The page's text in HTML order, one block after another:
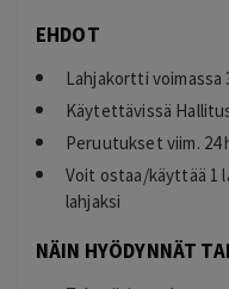
EHDOT
Lahjakortti voimassa
Käytettävissä
Peruutukset viim. 24
Voit ostaa/käyttää 1
lahjaksi
NÄIN HYÖDYNNÄT